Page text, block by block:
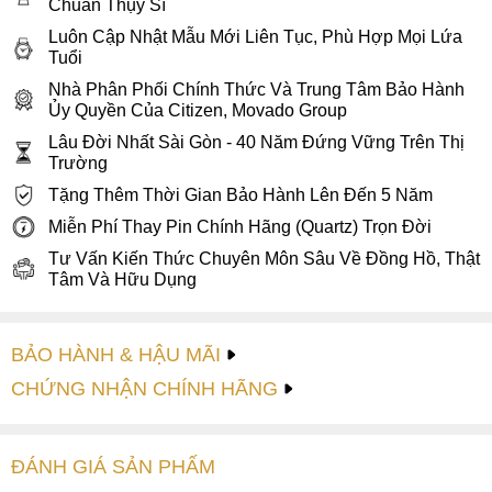
sâu, đồng thời tạo hiệu ứng chuyển màu khi thay đổi góc
nhạt sang xanh đậm, mang lại trải nghiệm thị giác sống
Cơ chế small seconds tại vị trí 6 giờ mang lại một bố cục
mới lạ, phá vỡ sự quen thuộc của mặt số ba kim truyền
thống. Điều này không chỉ tăng tính thẩm mỹ mà còn giúp
yêu thích sự khác biệt.
– tiêu chuẩn của đồng hồ kính sapphire
đó, mặt số luôn giữ được độ trong suốt và sắc nét theo thời
Ngoài ra, cách bố trí các chi tiết trên mặt số còn giúp tối ưu
Chuẩn Thụy Sĩ
Luôn Cập Nhật Mẫu Mới Liên Tục, Phù Hợp Mọi Lứa
Tuổi
Nhà Phân Phối Chính Thức Và Trung Tâm Bảo Hành
Ủy Quyền Của Citizen, Movado Group
Lâu Đời Nhất Sài Gòn - 40 Năm Đứng Vững Trên Thị
Trường
Tặng Thêm Thời Gian Bảo Hành Lên Đến 5 Năm
Miễn Phí Thay Pin Chính Hãng (Quartz) Trọn Đời
Tư Vấn Kiến Thức Chuyên Môn Sâu Về Đồng Hồ, Thật
Tâm Và Hữu Dụng
BẢO HÀNH & HẬU MÃI
CHỨNG NHẬN CHÍNH HÃNG
ĐÁNH GIÁ SẢN PHẤM